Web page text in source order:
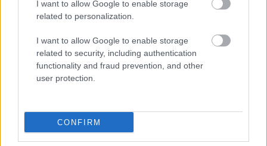
I want to allow Google to enable storage
related to personalization.
I want to allow Google to enable storage
related to security, including authentication
functionality and fraud prevention, and other
user protection.
CONFIRM
© 2026 Tabletowo.pl. Wszelkie prawa zastrzeżone. K